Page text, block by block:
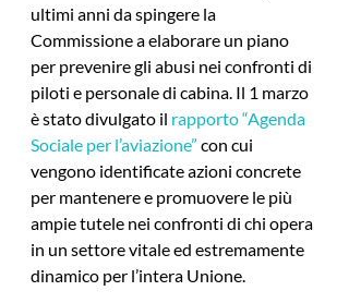
ultimi anni da spingere la
Commissione a elaborare un piano
per prevenire gli abusi nei confronti di
piloti e personale di cabina. Il 1 marzo
è stato divulgato il rapporto “Agenda
Sociale per l’aviazione” con cui
vengono identificate azioni concrete
per mantenere e promuovere le più
ampie tutele nei confronti di chi opera
in un settore vitale ed estremamente
dinamico per l’intera Unione.